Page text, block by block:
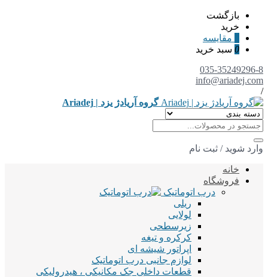
بازگشت
خرید
مقایسه
0 سبد خرید
035-35249296-8
info@ariadej.com
/
گروه آریادژ یزد | Ariadej
وارد شوید / ثبت نام
خانه
فروشگاه
درب اتوماتیک
ریلی
لولایی
زیرسطحی
کرکره و تیغه
اپراتور شیشه ای
لوازم جانبی درب اتوماتیک
قطعات داخلی جک مکانیکی ، هیدرولیکی